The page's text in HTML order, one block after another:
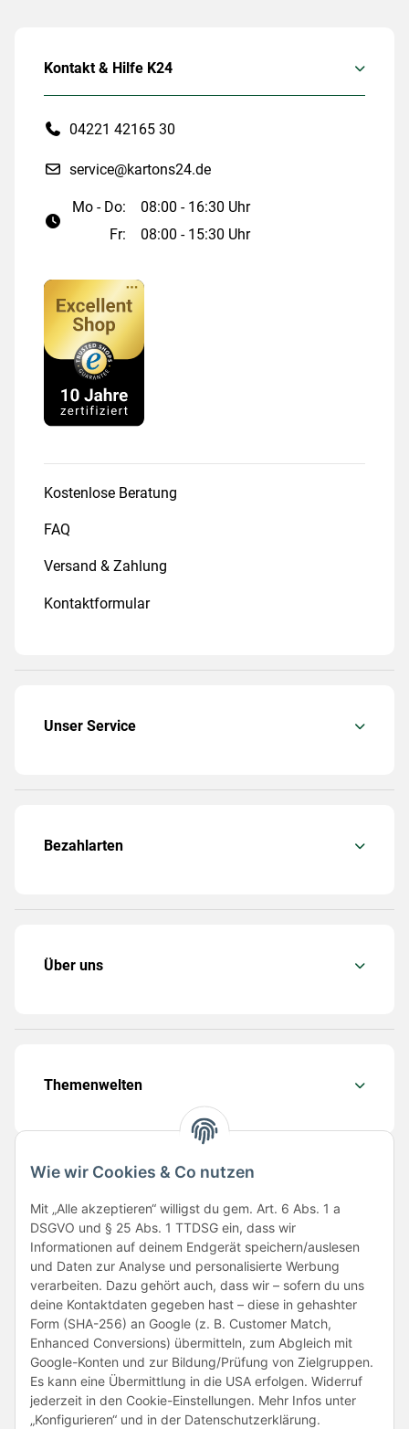
Wie wir Cookies & Co nutzen
Mit „Alle akzeptieren“ willigst du gem. Art. 6 Abs. 1 a
DSGVO und § 25 Abs. 1 TTDSG ein, dass wir
Informationen auf deinem Endgerät speichern/auslesen
und Daten zur Analyse und personalisierte Werbung
verarbeiten. Dazu gehört auch, dass wir – sofern du uns
deine Kontaktdaten gegeben hast – diese in gehashter
Form (SHA-256) an Google (z. B. Customer Match,
Enhanced Conversions) übermitteln, zum Abgleich mit
Google-Konten und zur Bildung/Prüfung von Zielgruppen.
Es kann eine Übermittlung in die USA erfolgen. Widerruf
jederzeit in den Cookie-Einstellungen. Mehr Infos unter
„Konfigurieren“ und in der Datenschutzerklärung.
Kontakt & Hilfe K24
04221 42165 30
service@kartons24.de
Mo - Do:
08:00 - 16:30 Uhr
Fr:
08:00 - 15:30 Uhr
Kostenlose Beratung
FAQ
Versand & Zahlung
Kontaktformular
Unser Service
Bezahlarten
Über uns
Themenwelten
Folge uns
Unsere Partner